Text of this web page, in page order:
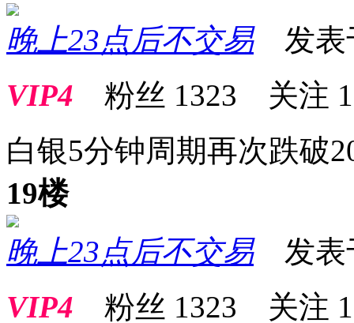
晚上23点后不交易发表
VIP4 粉丝 1323 关注
白银5分钟周期再次跌破
19楼
晚上23点后不交易发表
VIP4 粉丝 1323 关注